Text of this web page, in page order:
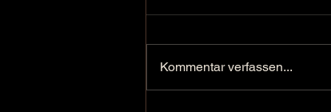
Pfannenbrötchen
Kommentar verfassen...